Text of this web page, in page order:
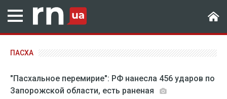
ПАСХА
"Пасхальное перемирие": РФ нанесла 456 ударов по
Запорожской области, есть раненая